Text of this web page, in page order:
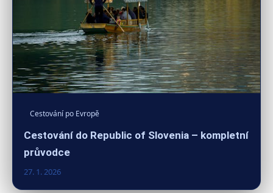
Cestování po Evropě
Cestování do Republic of Slovenia – kompletní
průvodce
27. 1. 2026